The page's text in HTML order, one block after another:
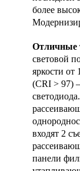
более
Отличные
световой
яркости от
(CRI > 97)
входят 2
панели